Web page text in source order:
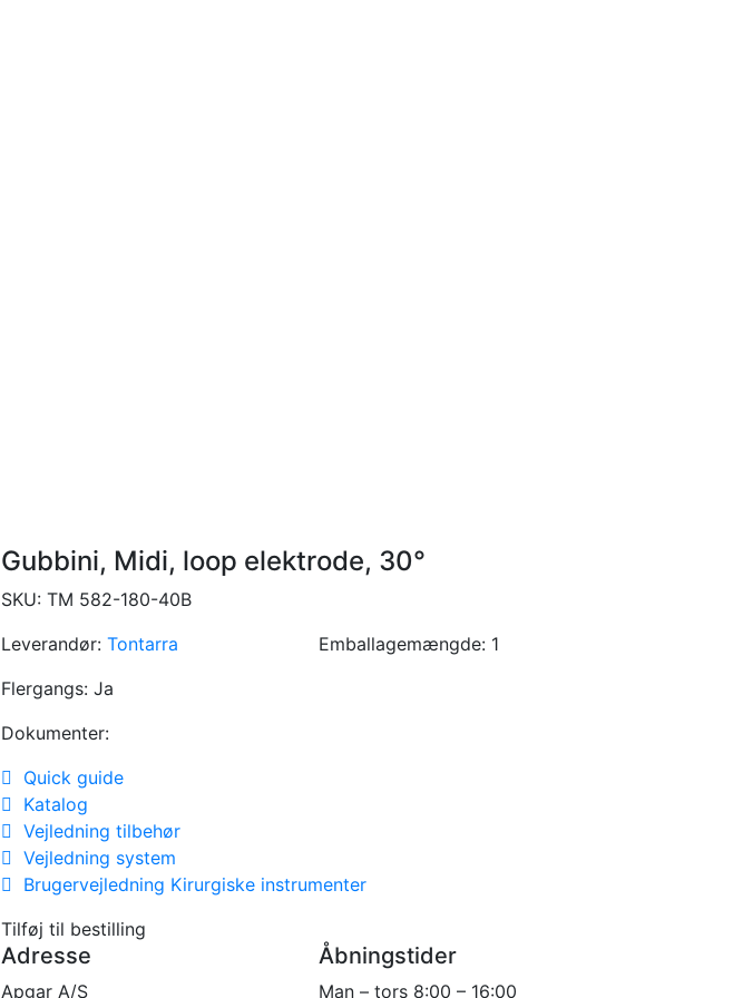
Gubbini, Midi, loop elektrode, 30°
SKU: TM 582-180-40B
Leverandør: Tontarra Emballagemængde: 1
Flergangs: Ja
Dokumenter:
Quick guide
Katalog
Vejledning tilbehør
Vejledning system
Brugervejledning Kirurgiske instrumenter
Tilføj til bestilling
Adresse
Apgar A/S
Åbningstider
Man – tors 8:00 – 16:00